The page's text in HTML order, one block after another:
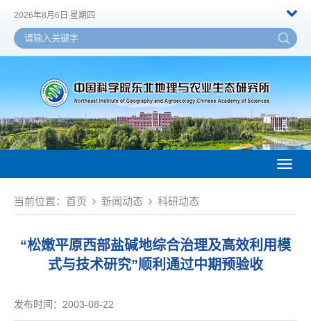
2026年8月6日 星期四
当前位置： 首页 新闻动态 科研动态
“松嫩平原西部盐碱地综合治理及高效利用模
式与技术研究”顺利通过中期预验收
发布时间：2003-08-22